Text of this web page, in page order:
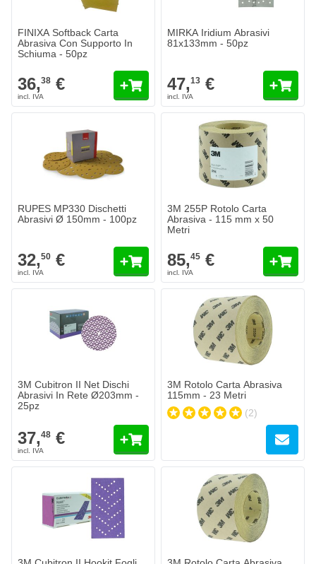
Aggiungi al Carrello
FINIXA Softback Carta
Abrasiva Con Supporto In
Schiuma - 50pz
36,38 €
Aggiungi
MIRKA Iridium Abrasivi
81x133mm - 50pz
47,13 €
RUPES MP330 Dischetti Abrasivi Ø 150mm - 100pz
Spedito oggi
Quantità
Aggiungi al Carrello
RUPES MP330 Dischetti
Abrasivi Ø 150mm - 100pz
32,50 €
3M 255P Rotolo Carta Abrasiva
Spedito oggi
€
Quantità
Aggiungi
3M 255P Rotolo Carta
Abrasiva - 115 mm x 50
Metri
85,45 €
3M Cubitron II Net Dischi Abrasivi In Rete Ø203mm - 25pz
Spedito oggi
€
Aggiungi al Carrello
3M Cubitron II Net Dischi
Abrasivi In Rete Ø203mm -
25pz
37,48 €
3M Rotolo Carta Abrasiva
115mm - 23 Metri
(2)